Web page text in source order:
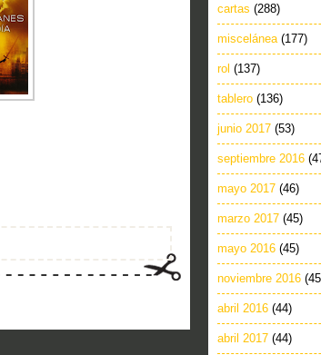
cartas (288)
miscelánea (177)
rol (137)
tablero (136)
junio 2017 (53)
septiembre 2016
mayo 2017 (46)
marzo 2017 (45)
mayo 2016 (45)
noviembre 2016
abril 2016 (44)
abril 2017 (44)